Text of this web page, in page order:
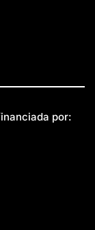
por: